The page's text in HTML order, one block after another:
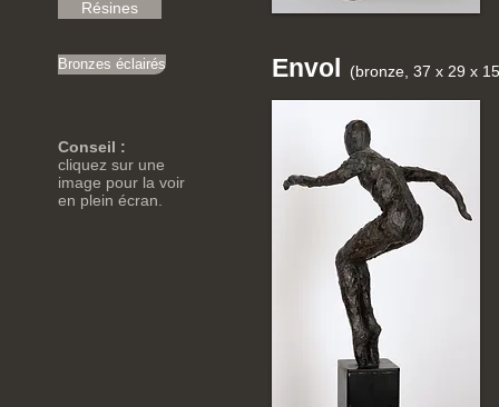
Envol (bronze, 37 x 29 x
Résines
Bronzes éclairés
Conseil :
cliquez sur une
image pour la voir
en plein écran.